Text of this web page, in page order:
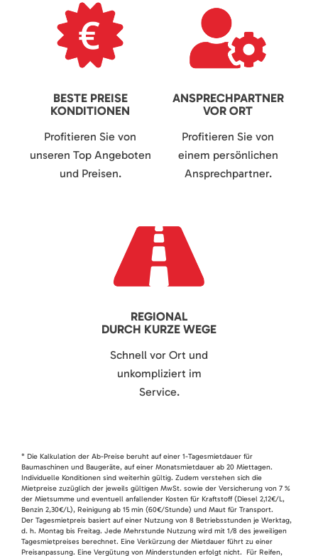
BESTE PREISE
KONDITIONEN
Profitieren Sie von
unseren Top Angeboten
und Preisen.
ANSPRECHPARTNER
VOR ORT
Profitieren Sie von
einem persönlichen
Ansprechpartner.
REGIONAL
DURCH KURZE WEGE
Schnell vor Ort und
unkompliziert im
Service.
* Die Kalkulation der Ab-Preise beruht auf einer 1-Tagesmietdauer für
Baumaschinen und Baugeräte, auf einer Monatsmietdauer ab 20 Miettagen.
Individuelle Konditionen sind weiterhin gültig. Zudem verstehen sich die
Mietpreise zuzüglich der jeweils gültigen MwSt. sowie der Versicherung von 7 %
der Mietsumme und eventuell anfallender Kosten für Kraftstoff (Diesel 2,12€/L,
Benzin 2,30€/L), Reinigung ab 15 min (60€/Stunde) und Maut für Transport.
Der Tagesmietpreis basiert auf einer Nutzung von 8 Betriebsstunden je Werktag,
d. h. Montag bis Freitag. Jede Mehrstunde Nutzung wird mit 1/8 des jeweiligen
Tagesmietpreises berechnet. Eine Verkürzung der Mietdauer führt zu einer
Preisanpassung. Eine Vergütung von Minderstunden erfolgt nicht. Für Reifen,